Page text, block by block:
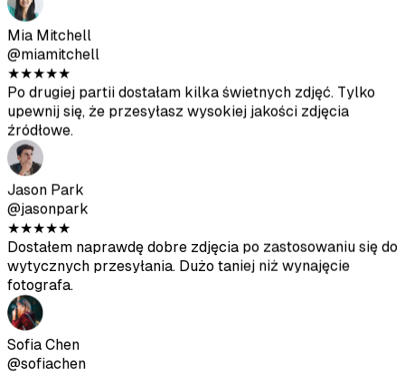
Sofia Chen
@sofiachen
★★★★★
Zdjęcia wyglądają dość realistycznie, pomogły mi dostać
więcej dopasowań na Bumble. Nie wszystkie są idealne,
ale zdecydowanie warte swojej ceny.
Diego Rodriguez
@diegorod
★★★★★
Byłem sceptyczny na początku, ale wyniki są solidne.
Zdjęcia wygenerowane przez AI dobrze komponują się z
moimi prawdziwymi.
Ava Thompson